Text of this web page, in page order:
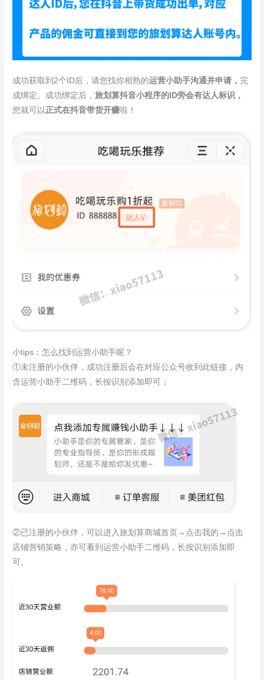
成功获取到2个ID后，请您找你相熟的运营小助手沟通并申请， 完
成绑定。成功绑定后，旅划算抖音小程序的ID旁会有达人标识 ，
您就可以正式在抖音带货开赚啦！
小tips：怎么找到运营小助手呢？
①未注册的小伙伴，成功注册后会在对应公众号收到此链接，内
含运营小助手二维码，长按识别添加即可；
②已注册的小伙伴，可以进入旅划算商城首页→点击我的→点击
店铺营销策略，亦可看到运营小助手二维码，长按识别添加即
可。